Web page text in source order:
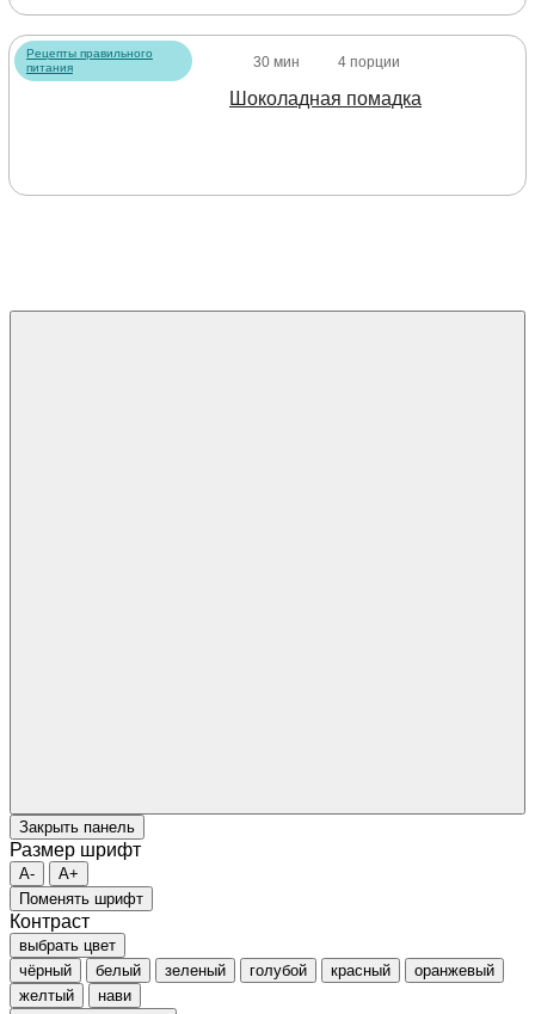
Рецепты правильного
питания
30 мин 4 порции
Шоколадная помадка
Закрыть панель
Размер шрифт
A-
A+
Поменять шрифт
Контраст
выбрать цвет
чёрный
белый зеленый голубой красный
оранжевый
желтый
нави